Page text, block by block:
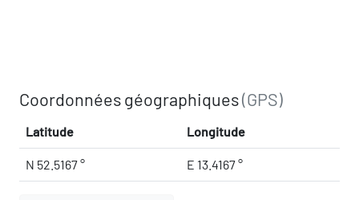
Coordonnées géographiques(GPS)
Latitude Longitude
N 52.5167 ° E 13.4167 °